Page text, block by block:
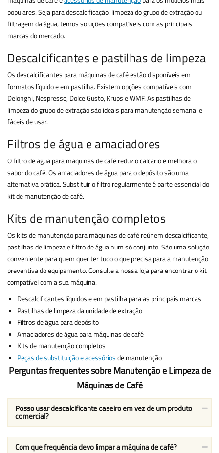
populares. Seja para descalcificação, limpeza do grupo de extração ou
filtragem da água, temos soluções compatíveis com as principais
marcas do mercado.
Descalcificantes e pastilhas de limpeza
Os descalcificantes para máquinas de café estão disponíveis em
formatos líquido e em pastilha. Existem opções compatíveis com
Delonghi, Nespresso, Dolce Gusto, Krups e WMF. As pastilhas de
limpeza do grupo de extração são ideais para manutenção semanal e
fáceis de usar.
Filtros de água e amaciadores
O filtro de água para máquinas de café reduz o calcário e melhora o
sabor do café. Os amaciadores de água para o depósito são uma
alternativa prática. Substituir o filtro regularmente é parte essencial do
kit de manutenção de café.
Kits de manutenção completos
Os kits de manutenção para máquinas de café reúnem descalcificante,
pastilhas de limpeza e filtro de água num só conjunto. São uma solução
conveniente para quem quer ter tudo o que precisa para a manutenção
preventiva do equipamento. Consulte a nossa loja para encontrar o kit
compatível com a sua máquina.
Descalcificantes líquidos e em pastilha para as principais marcas
Pastilhas de limpeza da unidade de extração
Filtros de água para depósito
Amaciadores de água para máquinas de café
Kits de manutenção completos
Peças de substituição e acessóriosde manutenção
Perguntas frequentes sobre Manutenção e Limpeza de
Máquinas de Café
Posso usar descalcificante caseiro em vez de um produto
comercial?
Com que frequência devo limpar a máquina de café?